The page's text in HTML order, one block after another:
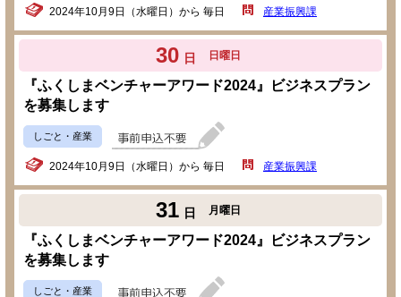
2024年10月9日（水曜日）から 毎日 産業振興課
30 日 日曜日
『ふくしまベンチャーアワード2024』ビジネスプラン
を募集します
しごと・産業
2024年10月9日（水曜日）から 毎日 産業振興課
31 日 月曜日
『ふくしまベンチャーアワード2024』ビジネスプラン
を募集します
しごと・産業